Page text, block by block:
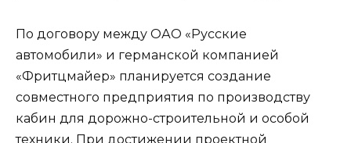
По договору между ОАО «Русские
автомобили» и германской компанией
«Фритцмайер» планируется создание
совместного предприятия по производству
кабин для дорожно-строительной и особой
техники. При достижении проектной